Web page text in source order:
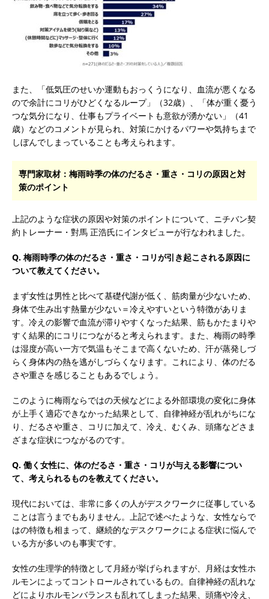
また、「低気圧のせいか運動もおっくうになり、血流が悪くなる
ので余計にコリがひどくなるループ」（32歳）、「体が重く憂う
つな気分になり、仕事もプライベートも意欲が湧かない」（41
歳）などのコメントが見られ、対策にかけるパワーや気持ちまで
しぼんでしまっていることも考えられます。
専門家取材：梅雨時季の体のだるさ・重さ・コリの原因と対
策のポイント
上記のような症状の原因や対策のポイントについて、ニチバン契
約トレーナー・對馬 正浩氏にインタビューが行なわれました。
Q. 梅雨時季の体のだるさ・重さ・コリが引き起こされる原因に
ついて教えてください。
まず女性は男性と比べて基礎代謝が低く、筋肉量が少ないため、
身体で生み出す熱量が少ない＝冷えやすいという特徴がありま
す。冷えの影響で血流が滞りやすくなった結果、筋もかたまりや
すく結果的にコリにつながると考えられます。また、梅雨の時季
は湿度が高い一方で気温もそこまで高くないため、汗が蒸発しづ
らく身体内の熱を逃がしづらくなります。これにより、体のだる
さや重さを感じることもあるでしょう。
このように梅雨ならではの天候などによる外部環境の変化に身体
が上手く適応できなかった結果として、自律神経が乱れがちにな
り、だるさや重さ、コリに加えて、冷え、むくみ、頭痛などさま
ざまな症状につながるのです。
Q. 働く女性に、体のだるさ・重さ・コリが与える影響につい
て、考えられるものを教えてください。
現代においては、非常に多くの人がデスクワークに従事している
ことは言うまでもありません。上記で述べたような、女性ならで
はの特徴も相まって、継続的なデスクワークによる症状に悩んで
いる方が多いのも事実です。
女性の生理学的特徴として月経が挙げられますが、月経は女性ホ
ルモンによってコントロールされているもの。自律神経の乱れな
どによりホルモンバランスも乱れてしまった結果、頭痛や冷え、